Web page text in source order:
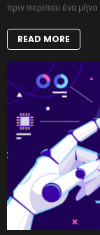
πριν περίπου ένα μήνα
READ MORE